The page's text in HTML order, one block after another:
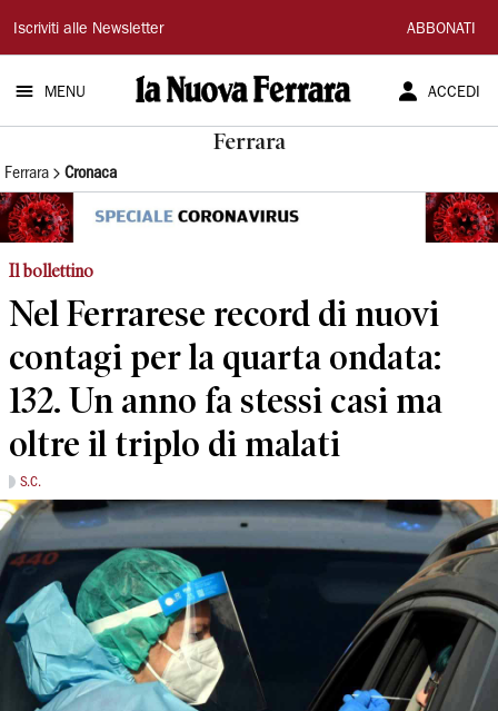
La
Nuova
Ferrara
Iscriviti alle Newsletter ABBONATI
MENU ACCEDI
Ferrara
Ferrara Cronaca
Il bollettino
Nel Ferrarese record di nuovi
contagi per la quarta ondata:
132. Un anno fa stessi casi ma
oltre il triplo di malati
S.C.